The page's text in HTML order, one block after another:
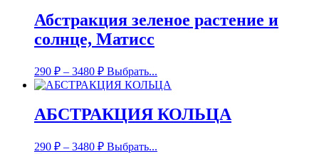
Абстракция зеленое растение и
солнце, Матисс
290 ₽ – 3480 ₽ Выбрать...
АБСТРАКЦИЯ КОЛЬЦА
290 ₽ – 3480 ₽ Выбрать...